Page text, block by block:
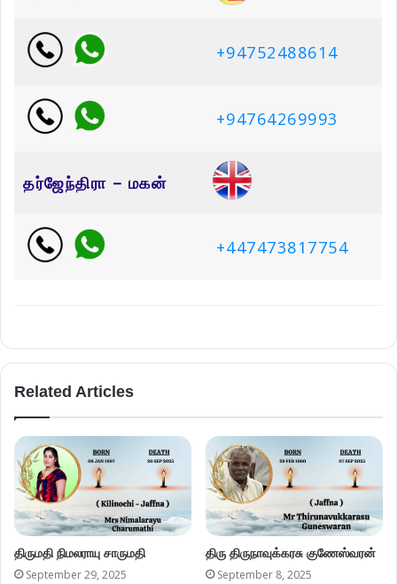
+94752488614
+94764269993
தர்ஜேந்திரா – மகன்
+447473817754
Related Articles
திருமதி நிமலராயு சாருமதி
September 29, 2025
திரு திருநாவுக்கரசு குணேஸ்வரன்
September 8, 2025